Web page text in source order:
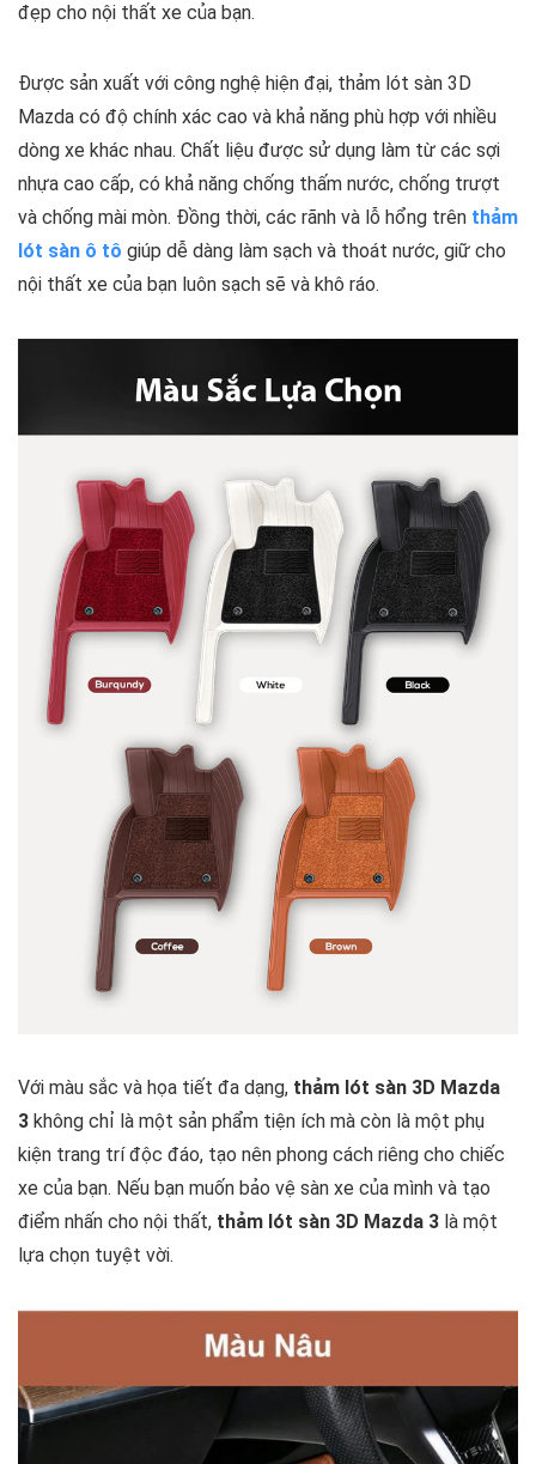
đẹp cho nội thất xe của bạn.
Được sản xuất với công nghệ hiện đại, thảm lót sàn 3D
Mazda có độ chính xác cao và khả năng phù hợp với nhiều
dòng xe khác nhau. Chất liệu được sử dụng làm từ các sợi
nhựa cao cấp, có khả năng chống thấm nước, chống trượt
và chống mài mòn. Đồng thời, các rãnh và lỗ hổng trên thảm
lót sàn ô tô giúp dễ dàng làm sạch và thoát nước, giữ cho
nội thất xe của bạn luôn sạch sẽ và khô ráo.
Với màu sắc và họa tiết đa dạng, thảm lót sàn 3D Mazda
3 không chỉ là một sản phẩm tiện ích mà còn là một phụ
kiện trang trí độc đáo, tạo nên phong cách riêng cho chiếc
xe của bạn. Nếu bạn muốn bảo vệ sàn xe của mình và tạo
điểm nhấn cho nội thất, thảm lót sàn 3D Mazda 3 là một
lựa chọn tuyệt vời.